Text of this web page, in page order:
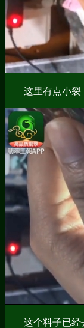
这里有点小裂
这个料子已经